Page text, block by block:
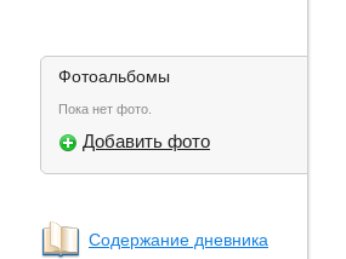
Фотоальбомы
Пока нет фото.
Добавить фото
Содержание дневника